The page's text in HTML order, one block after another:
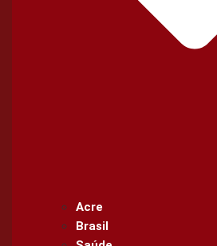
Acre
Brasil